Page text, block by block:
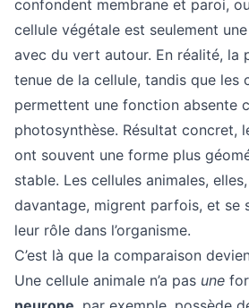
confondent membrane et paroi,
cellule végétale est seulement
avec du vert autour. En réalité, la
tenue de la cellule, tandis que les
permettent une fonction absente
photosynthèse. Résultat concret,
ont souvent une forme plus
stable. Les cellules animales,
davantage, migrent parfois, et se
leur rôle dans l’organisme.
C’est là que la comparaison
Une cellule animale n’a pas une